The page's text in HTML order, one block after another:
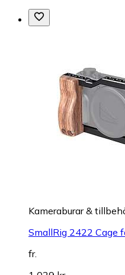
Kameraburar &
SmallRig 2422 Cage
fr.